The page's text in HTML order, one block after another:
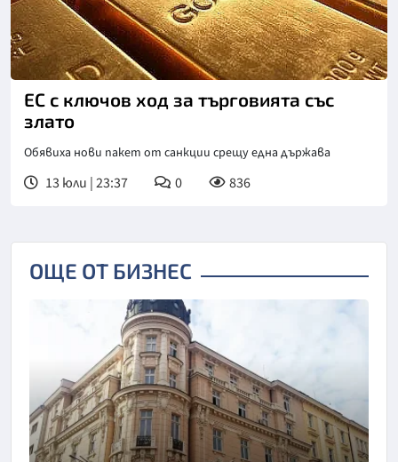
ЕС с ключов ход за търговията със
злато
Обявиха нови пакет от санкции срещу една държава
13 юли | 23:37 0 836
ОЩЕ ОТ БИЗНЕС